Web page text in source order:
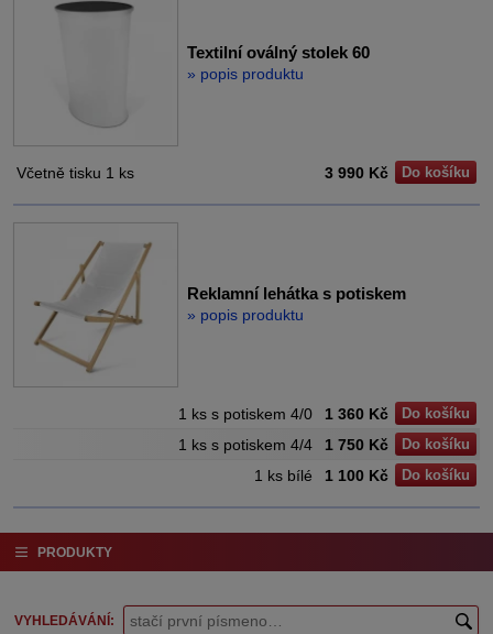
Textilní oválný stolek 60
» popis produktu
Včetně tisku 1 ks 3 990 Kč Do košíku
Reklamní lehátka s potiskem
» popis produktu
1 ks s potiskem 4/0 1 360 Kč Do košíku
1 ks s potiskem 4/4 1 750 Kč Do košíku
1 ks bílé 1 100 Kč Do košíku
VYHLEDÁVÁNÍ
PRODUKTY